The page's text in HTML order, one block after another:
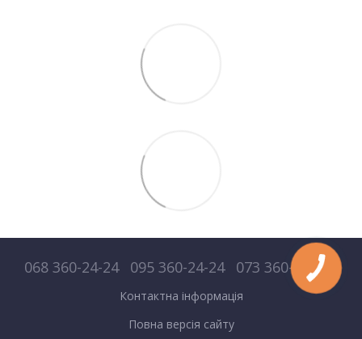
068 360-24-24 095 360-24-24 073 360-24-24
Контактна інформація
Повна версія сайту